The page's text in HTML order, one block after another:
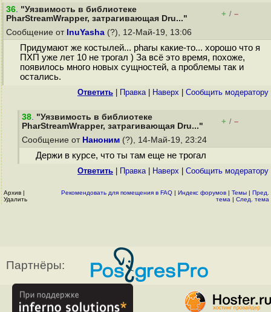
36. "Уязвимость в библиотеке
PharStreamWrapper, затрагивающая Dru..."
+ / –
Сообщение от InuYasha (?), 12-Май-19, 13:06
Придумают же костылей... pharы какие-то... хорошо что я
ПХП уже лет 10 не трогал ) За всё это время, похоже,
появилось много новых сущностей, а проблемы так и
остались.
Ответить Правка| Наверх Cообщить модератору
38. "Уязвимость в библиотеке
PharStreamWrapper, затрагивающая Dru..."
+ / –
Сообщение от Наноним (?), 14-Май-19, 23:24
Держи в курсе, что ты там еще не трогал
Ответить Правка| Наверх Cообщить модератору
Архив |
Удалить
Рекомендовать для помещения в FAQ | Индекс форумов | Темы | Пред.
тема | След. тема
Партнёры: